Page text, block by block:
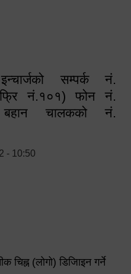
सम्पर्क नं.
नं.१०१) फोन नं.
चालकको नं.
- 10:50
चिह्न (लोगो) डिजिाइन गर्ने